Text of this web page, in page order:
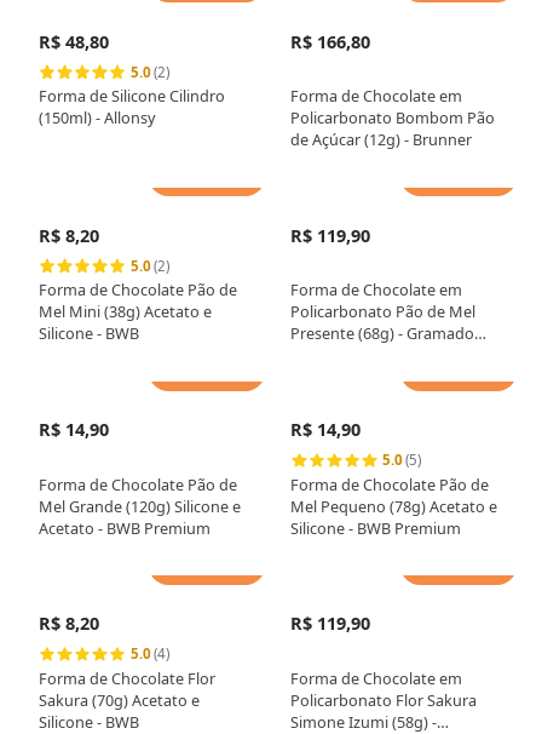
R$ 48,80
5.0(2)
Forma de Silicone Cilindro
(150ml) - Allonsy
R$ 166,80
Forma de Chocolate em
Policarbonato Bombom Pão
de Açúcar (12g) - Brunner
R$ 8,20
5.0(2)
Forma de Chocolate Pão de
Mel Mini (38g) Acetato e
Silicone - BWB
R$ 119,90
Forma de Chocolate em
Policarbonato Pão de Mel
Presente (68g) - Gramado
R$ 14,90
Forma de Chocolate Pão de
Mel Grande (120g) Silicone e
Acetato - BWB Premium
R$ 14,90
5.0(5)
Forma de Chocolate Pão de
Mel Pequeno (78g) Acetato e
Silicone - BWB Premium
R$ 8,20
5.0(4)
Forma de Chocolate Flor
Sakura (70g) Acetato e
Silicone - BWB
R$ 119,90
Forma de Chocolate em
Policarbonato Flor Sakura
Simone Izumi (58g) -